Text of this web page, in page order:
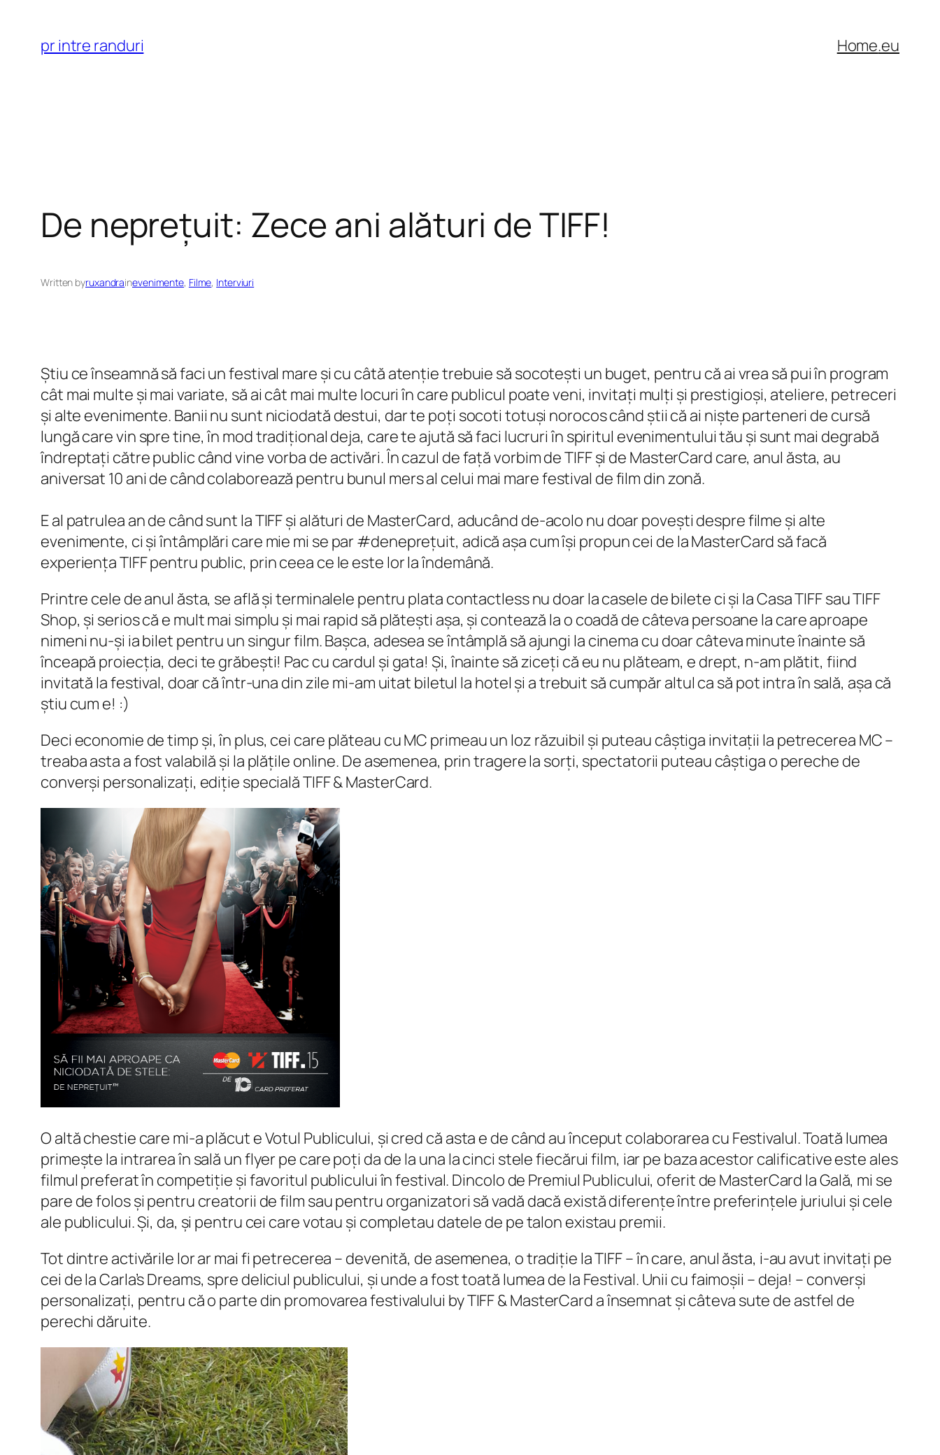
content
pr intre randuri Home.eu
De neprețuit: Zece ani alături de TIFF!
Written byruxandrainevenimente, Filme, Interviuri
Știu ce înseamnă să faci un festival mare și cu câtă atenție trebuie să socotești un buget, pentru că ai vrea să pui în program
cât mai multe și mai variate, să ai cât mai multe locuri în care publicul poate veni, invitați mulți și prestigioși, ateliere, petreceri
și alte evenimente. Banii nu sunt niciodată destui, dar te poți socoti totuși norocos când știi că ai niște parteneri de cursă
lungă care vin spre tine, în mod tradițional deja, care te ajută să faci lucruri în spiritul evenimentului tău și sunt mai degrabă
îndreptați către public când vine vorba de activări. În cazul de față vorbim de TIFF și de MasterCard care, anul ăsta, au
aniversat 10 ani de când colaborează pentru bunul mers al celui mai mare festival de film din zonă.
E al patrulea an de când sunt la TIFF și alături de MasterCard, aducând de-acolo nu doar povești despre filme și alte
evenimente, ci și întâmplări care mie mi se par #deneprețuit, adică așa cum își propun cei de la MasterCard să facă
experiența TIFF pentru public, prin ceea ce le este lor la îndemână.
Printre cele de anul ăsta, se află și terminalele pentru plata contactless nu doar la casele de bilete ci și la Casa TIFF sau TIFF
Shop, și serios că e mult mai simplu și mai rapid să plătești așa, și contează la o coadă de câteva persoane la care aproape
nimeni nu-și ia bilet pentru un singur film. Bașca, adesea se întâmplă să ajungi la cinema cu doar câteva minute înainte să
înceapă proiecția, deci te grăbești! Pac cu cardul și gata! Și, înainte să ziceți că eu nu plăteam, e drept, n-am plătit, fiind
invitată la festival, doar că într-una din zile mi-am uitat biletul la hotel și a trebuit să cumpăr altul ca să pot intra în sală, așa că
știu cum e! :)
Deci economie de timp și, în plus, cei care plăteau cu MC primeau un loz răzuibil și puteau câștiga invitații la petrecerea MC –
treaba asta a fost valabilă și la plățile online. De asemenea, prin tragere la sorți, spectatorii puteau câștiga o pereche de
converși personalizați, ediție specială TIFF & MasterCard.
O altă chestie care mi-a plăcut e Votul Publicului, și cred că asta e de când au început colaborarea cu Festivalul. Toată lumea
primește la intrarea în sală un flyer pe care poți da de la una la cinci stele fiecărui film, iar pe baza acestor calificative este ales
filmul preferat în competiție și favoritul publicului în festival. Dincolo de Premiul Publicului, oferit de MasterCard la Gală, mi se
pare de folos și pentru creatorii de film sau pentru organizatori să vadă dacă există diferențe între preferințele juriului și cele
ale publicului. Și, da, și pentru cei care votau și completau datele de pe talon existau premii.
Tot dintre activările lor ar mai fi petrecerea – devenită, de asemenea, o tradiție la TIFF – în care, anul ăsta, i-au avut invitați pe
cei de la Carla’s Dreams, spre deliciul publicului, și unde a fost toată lumea de la Festival. Unii cu faimoșii – deja! – converși
personalizați, pentru că o parte din promovarea festivalului by TIFF & MasterCard a însemnat și câteva sute de astfel de
perechi dăruite.